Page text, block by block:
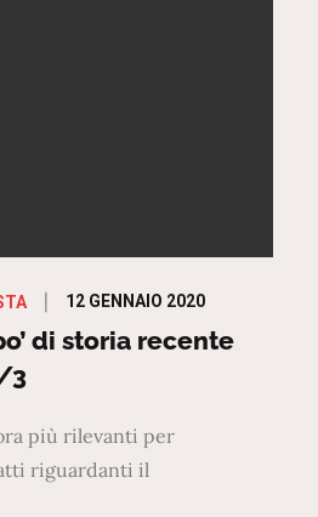
Posted
on
12 GENNAIO 2020
di storia recente
3
più rilevanti per
riguardanti il